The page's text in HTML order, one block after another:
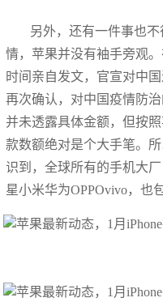
另外，还有一件事也
情，苹果并没有袖手旁观
时间亲自发文，官宣对中
再次确认，对中国疫情防
并未透露具体金额，但按
款数额绝对是个大手笔。
识到，全球所有的手机大
星小米华为OPPOvivo，也